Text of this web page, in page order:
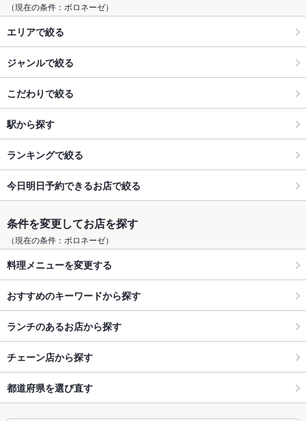
（現在の条件：ボロネーゼ）
エリアで絞る
ジャンルで絞る
こだわりで絞る
駅から探す
ランキングで絞る
今日明日予約できるお店で絞る
条件を変更してお店を探す
（現在の条件：ボロネーゼ）
料理メニューを変更する
おすすめのキーワードから探す
ランチのあるお店から探す
チェーン店から探す
都道府県を選び直す